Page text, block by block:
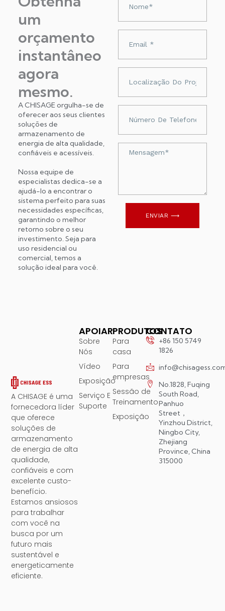
um
orçamento
instantâneo
agora
mesmo.
A CHISAGE orgulha-se de
oferecer aos seus clientes
soluções de
armazenamento de
energia de alta qualidade,
confiáveis ​​e acessíveis.
Nossa equipe de
especialistas dedica-se a
ajudá-lo a encontrar o
sistema perfeito para suas
necessidades específicas,
garantindo o melhor
retorno sobre o seu
investimento. Seja para
uso residencial ou
comercial, temos a
solução ideal para você.
telefonu
ENVIAR ⟶
A CHISAGE é uma
fornecedora líder
que oferece
soluções de
armazenamento
de energia de alta
qualidade,
confiáveis ​​e com
excelente custo-
benefício.
Estamos ansiosos
para trabalhar
com você na
busca por um
futuro mais
sustentável e
energeticamente
eficiente.
PRODUTOS
Para
casa
Para
empresas
Sessão de
Treinamento
Exposição
APOIAR
Sobre
Nós
Vídeo
Exposição
Serviço E
Suporte
CONTATO
+86 150 5749
1826
No.1828, Fuqing
South Road,
Panhuo
Street，
Yinzhou District,
Ningbo City,
Zhejiang
Province, China
315000